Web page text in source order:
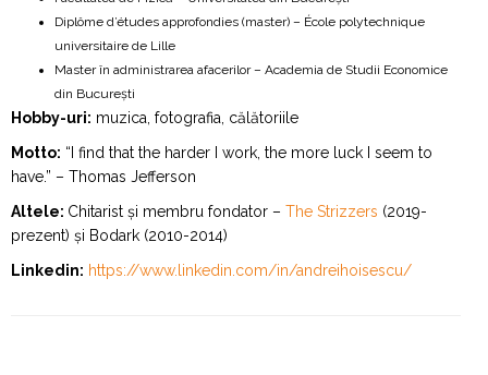
Diplôme d’études approfondies (master) – École polytechnique
universitaire de Lille
Master în administrarea afacerilor – Academia de Studii Economice
din București
Hobby-uri: muzica, fotografia, călătoriile
Motto: “I find that the harder I work, the more luck I seem to
have.” – Thomas Jefferson
Altele: Chitarist și membru fondator – The Strizzers (2019-
prezent) și Bodark (2010-2014)
Linkedin: https://www.linkedin.com/in/andreihoisescu/